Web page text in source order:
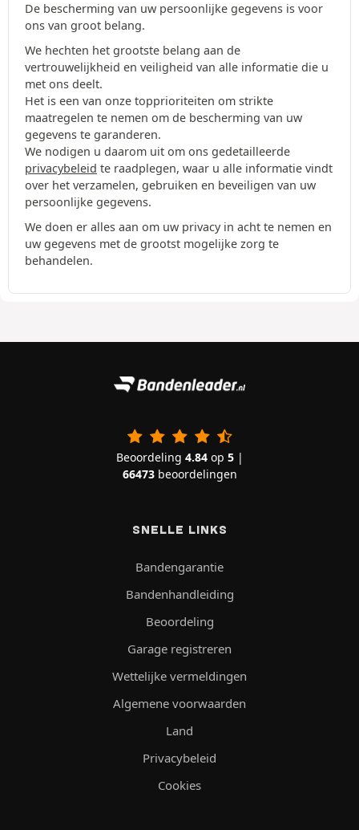
De bescherming van uw persoonlijke gegevens is voor
ons van groot belang.
We hechten het grootste belang aan de
vertrouwelijkheid en veiligheid van alle informatie die u
met ons deelt.
Het is een van onze topprioriteiten om strikte
maatregelen te nemen om de bescherming van uw
gegevens te garanderen.
We nodigen u daarom uit om ons gedetailleerde
privacybeleid te raadplegen, waar u alle informatie vindt
over het verzamelen, gebruiken en beveiligen van uw
persoonlijke gegevens.
We doen er alles aan om uw privacy in acht te nemen en
uw gegevens met de grootst mogelijke zorg te
behandelen.
Beoordeling 4.84op 5|
66473beoordelingen
SNELLE LINKS
Bandengarantie
Bandenhandleiding
Beoordeling
Garage registreren
Wettelijke vermeldingen
Algemene voorwaarden
Land
Privacybeleid
Cookies